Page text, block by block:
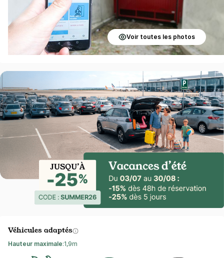
Voir toutes les photos
Véhicules adaptés
Hauteur maximale:1,9m